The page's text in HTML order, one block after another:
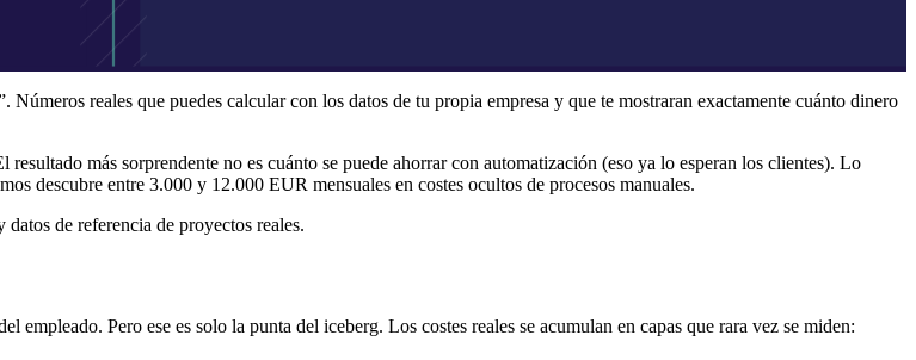
reales que puedes calcular con los datos de tu propia empresa y que te mostraran exactamente cuánto dinero
más sorprendente no es cuánto se puede ahorrar con automatización (eso ya lo esperan los clientes). Lo
descubre entre 3.000 y 12.000 EUR mensuales en costes ocultos de procesos manuales.
de referencia de proyectos reales.
Pero ese es solo la punta del iceberg. Los costes reales se acumulan en capas que rara vez se miden: